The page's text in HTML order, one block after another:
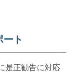
ト
是正勧告に対応